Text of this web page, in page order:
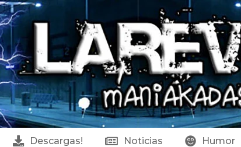
Descargas! Noticias Humor